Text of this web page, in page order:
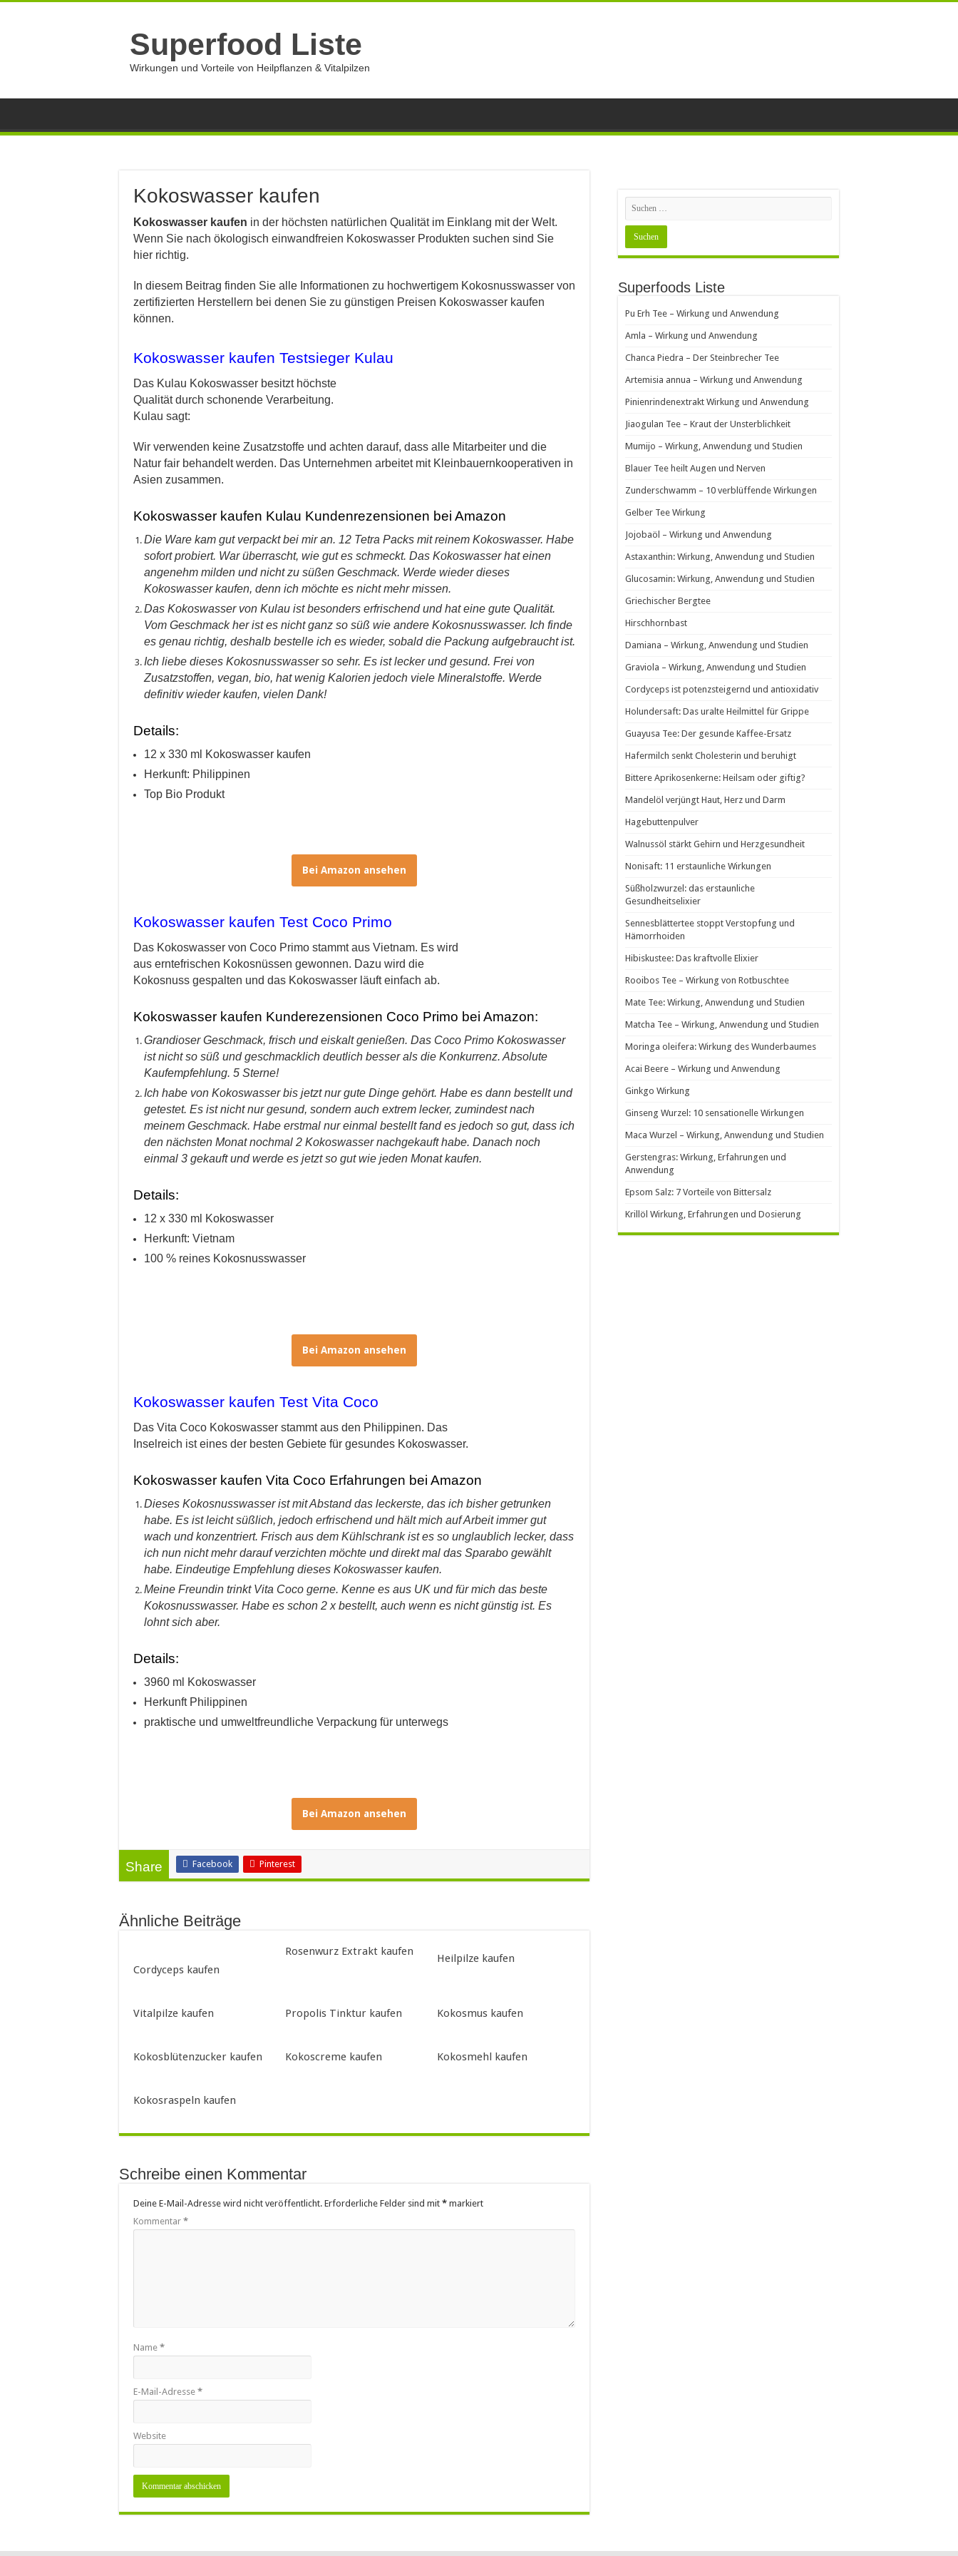
Superfood Liste
Wirkungen und Vorteile von Heilpflanzen & Vitalpilzen
Kokoswasser kaufen
Kokoswasser kaufen in der höchsten natürlichen Qualität im Einklang mit der Welt.
Wenn Sie nach ökologisch einwandfreien Kokoswasser Produkten suchen sind Sie
hier richtig.
In diesem Beitrag finden Sie alle Informationen zu hochwertigem Kokosnusswasser von
zertifizierten Herstellern bei denen Sie zu günstigen Preisen Kokoswasser kaufen
können.
Kokoswasser kaufen Testsieger Kulau
Das Kulau Kokoswasser besitzt höchste
Qualität durch schonende Verarbeitung.
Kulau sagt:
Wir verwenden keine Zusatzstoffe und achten darauf, dass alle Mitarbeiter und die
Natur fair behandelt werden. Das Unternehmen arbeitet mit Kleinbauernkooperativen in
Asien zusammen.
Kokoswasser kaufen Kulau Kundenrezensionen bei Amazon
Die Ware kam gut verpackt bei mir an. 12 Tetra Packs mit reinem Kokoswasser. Habe
sofort probiert. War überrascht, wie gut es schmeckt. Das Kokoswasser hat einen
angenehm milden und nicht zu süßen Geschmack. Werde wieder dieses
Kokoswasser kaufen, denn ich möchte es nicht mehr missen.
Das Kokoswasser von Kulau ist besonders erfrischend und hat eine gute Qualität.
Vom Geschmack her ist es nicht ganz so süß wie andere Kokosnusswasser. Ich finde
es genau richtig, deshalb bestelle ich es wieder, sobald die Packung aufgebraucht ist.
Ich liebe dieses Kokosnusswasser so sehr. Es ist lecker und gesund. Frei von
Zusatzstoffen, vegan, bio, hat wenig Kalorien jedoch viele Mineralstoffe. Werde
definitiv wieder kaufen, vielen Dank!
Details:
12 x 330 ml Kokoswasser kaufen
Herkunft: Philippinen
Top Bio Produkt
Bei Amazon ansehen
Kokoswasser kaufen Test Coco Primo
Das Kokoswasser von Coco Primo stammt aus Vietnam. Es wird
aus erntefrischen Kokosnüssen gewonnen. Dazu wird die
Kokosnuss gespalten und das Kokoswasser läuft einfach ab.
Kokoswasser kaufen Kunderezensionen Coco Primo bei Amazon:
Grandioser Geschmack, frisch und eiskalt genießen. Das Coco Primo Kokoswasser
ist nicht so süß und geschmacklich deutlich besser als die Konkurrenz. Absolute
Kaufempfehlung. 5 Sterne!
Ich habe von Kokoswasser bis jetzt nur gute Dinge gehört. Habe es dann bestellt und
getestet. Es ist nicht nur gesund, sondern auch extrem lecker, zumindest nach
meinem Geschmack. Habe erstmal nur einmal bestellt fand es jedoch so gut, dass ich
den nächsten Monat nochmal 2 Kokoswasser nachgekauft habe. Danach noch
einmal 3 gekauft und werde es jetzt so gut wie jeden Monat kaufen.
Details:
12 x 330 ml Kokoswasser
Herkunft: Vietnam
100 % reines Kokosnusswasser
Bei Amazon ansehen
Kokoswasser kaufen Test Vita Coco
Das Vita Coco Kokoswasser stammt aus den Philippinen. Das
Inselreich ist eines der besten Gebiete für gesundes Kokoswasser.
Kokoswasser kaufen Vita Coco Erfahrungen bei Amazon
Dieses Kokosnusswasser ist mit Abstand das leckerste, das ich bisher getrunken
habe. Es ist leicht süßlich, jedoch erfrischend und hält mich auf Arbeit immer gut
wach und konzentriert. Frisch aus dem Kühlschrank ist es so unglaublich lecker, dass
ich nun nicht mehr darauf verzichten möchte und direkt mal das Sparabo gewählt
habe. Eindeutige Empfehlung dieses Kokoswasser kaufen.
Meine Freundin trinkt Vita Coco gerne. Kenne es aus UK und für mich das beste
Kokosnusswasser. Habe es schon 2 x bestellt, auch wenn es nicht günstig ist. Es
lohnt sich aber.
Details:
3960 ml Kokoswasser
Herkunft Philippinen
praktische und umweltfreundliche Verpackung für unterwegs
Bei Amazon ansehen
Share Facebook Pinterest
Ähnliche Beiträge
Cordyceps kaufen
Rosenwurz Extrakt kaufen
Heilpilze kaufen
Vitalpilze kaufen Propolis Tinktur kaufen Kokosmus kaufen
Kokosblütenzucker kaufen Kokoscreme kaufen Kokosmehl kaufen
Kokosraspeln kaufen
Schreibe einen Kommentar
Deine E-Mail-Adresse wird nicht veröffentlicht. Erforderliche Felder sind mit * markiert
Kommentar *
Name *
E-Mail-Adresse *
Website
Superfoods Liste
Pu Erh Tee – Wirkung und Anwendung
Amla – Wirkung und Anwendung
Chanca Piedra – Der Steinbrecher Tee
Artemisia annua – Wirkung und Anwendung
Pinienrindenextrakt Wirkung und Anwendung
Jiaogulan Tee – Kraut der Unsterblichkeit
Mumijo – Wirkung, Anwendung und Studien
Blauer Tee heilt Augen und Nerven
Zunderschwamm – 10 verblüffende Wirkungen
Gelber Tee Wirkung
Jojobaöl – Wirkung und Anwendung
Astaxanthin: Wirkung, Anwendung und Studien
Glucosamin: Wirkung, Anwendung und Studien
Griechischer Bergtee
Hirschhornbast
Damiana – Wirkung, Anwendung und Studien
Graviola – Wirkung, Anwendung und Studien
Cordyceps ist potenzsteigernd und antioxidativ
Holundersaft: Das uralte Heilmittel für Grippe
Guayusa Tee: Der gesunde Kaffee-Ersatz
Hafermilch senkt Cholesterin und beruhigt
Bittere Aprikosenkerne: Heilsam oder giftig?
Mandelöl verjüngt Haut, Herz und Darm
Hagebuttenpulver
Walnussöl stärkt Gehirn und Herzgesundheit
Nonisaft: 11 erstaunliche Wirkungen
Süßholzwurzel: das erstaunliche
Gesundheitselixier
Sennesblättertee stoppt Verstopfung und
Hämorrhoiden
Hibiskustee: Das kraftvolle Elixier
Rooibos Tee – Wirkung von Rotbuschtee
Mate Tee: Wirkung, Anwendung und Studien
Matcha Tee – Wirkung, Anwendung und Studien
Moringa oleifera: Wirkung des Wunderbaumes
Acai Beere – Wirkung und Anwendung
Ginkgo Wirkung
Ginseng Wurzel: 10 sensationelle Wirkungen
Maca Wurzel – Wirkung, Anwendung und Studien
Gerstengras: Wirkung, Erfahrungen und
Anwendung
Epsom Salz: 7 Vorteile von Bittersalz
Krillöl Wirkung, Erfahrungen und Dosierung